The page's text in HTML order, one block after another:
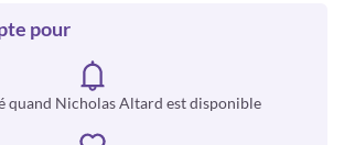
pour
quand Nicholas Altard est disponible